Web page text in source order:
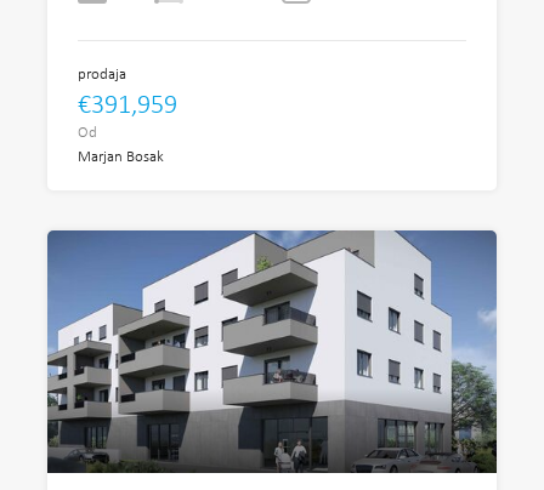
prodaja
€391,959
Od
Marjan Bosak